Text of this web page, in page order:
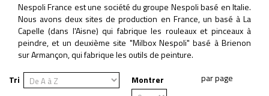
Nespoli France est une société du groupe Nespoli basé en Italie.
Nous avons deux sites de production en France, un basé à La
Capelle (dans l'Aisne) qui fabrique les rouleaux et pinceaux à
peindre, et un deuxième site "Milbox Nespoli" basé à Brienon
sur Armançon, qui fabrique les outils de peinture.
Tri
Montrer